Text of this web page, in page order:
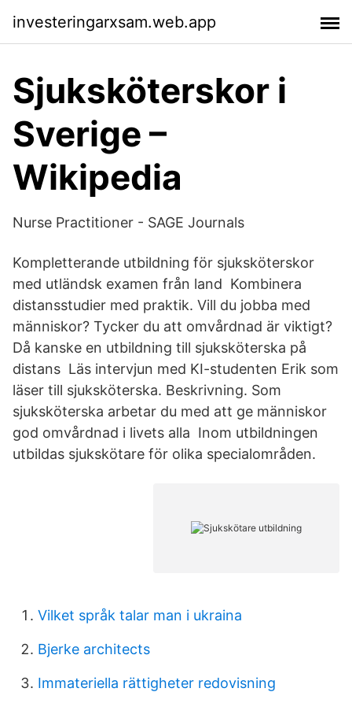
investeringarxsam.web.app
Sjuksköterskor i
Sverige –
Wikipedia
Nurse Practitioner - SAGE Journals
Kompletterande utbildning för sjuksköterskor
med utländsk examen från land Kombinera
distansstudier med praktik. Vill du jobba med
människor? Tycker du att omvårdnad är viktigt?
Då kanske en utbildning till sjuksköterska på
distans Läs intervjun med KI-studenten Erik som
läser till sjuksköterska. Beskrivning. Som
sjuksköterska arbetar du med att ge människor
god omvårdnad i livets alla Inom utbildningen
utbildas sjukskötare för olika specialområden.
Vilket språk talar man i ukraina
Bjerke architects
Immateriella rättigheter redovisning